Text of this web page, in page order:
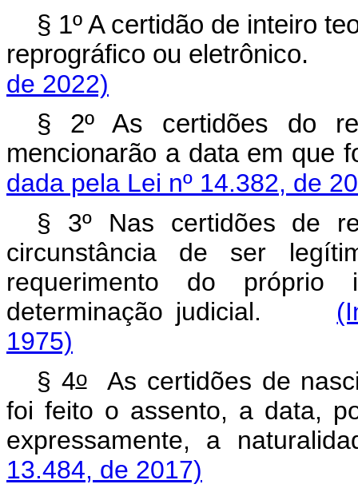
§ 1º A certidão de inteiro
reprográfico ou
de 2022)
§ 2º As certidões do
mencionarão a data em
dada pela Lei nº 14.382, de
§ 3º Nas certidões de
circunstância de ser
requerimento do
determinação judicial.
1975)
§ 4oAs certidões de
foi feito o assento, a data,
expressamente, a
13.484, de 2017)